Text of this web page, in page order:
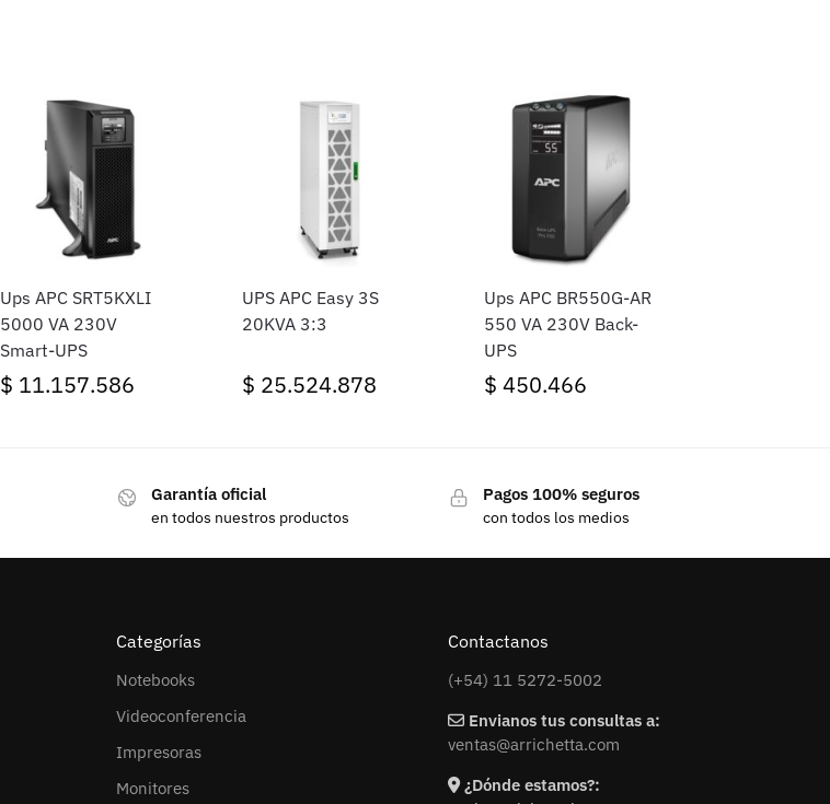
Ups APC SRT5KXLI
5000 VA 230V
Smart-UPS
$ 11.157.586
UPS APC Easy 3S
20KVA 3:3
$ 25.524.878
Ups APC BR550G-AR
550 VA 230V Back-
UPS
$ 450.466
Garantía oficial
en todos nuestros productos
Pagos 100% seguros
con todos los medios
Categorías
Notebooks
Videoconferencia
Impresoras
Monitores
Contactanos
(+54) 11 5272-5002
Envianos tus consultas a:
ventas@arrichetta.com
¿Dónde estamos?: